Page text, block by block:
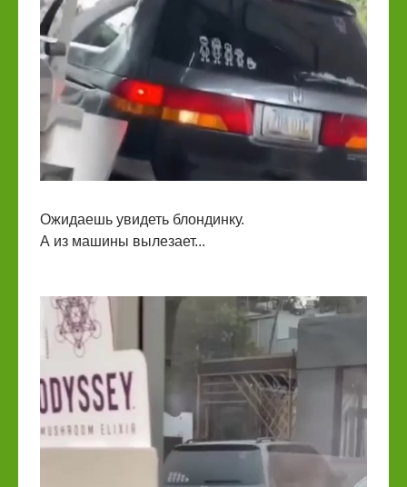
Ожидаешь увидеть блондинку.
А из машины вылезает...